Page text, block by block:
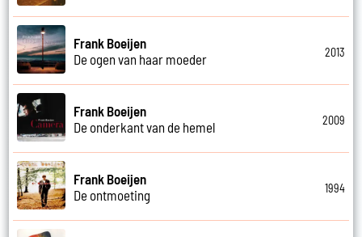
Frank Boeijen
De ogen van haar moeder
2013
Frank Boeijen
De onderkant van de hemel
2009
Frank Boeijen
De ontmoeting
1994